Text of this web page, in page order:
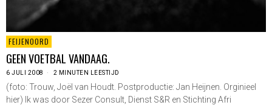
FEIJENOORD
GEEN VOETBAL VANDAAG.
6 JULI 2008 2 MINUTEN LEESTIJD
(foto: Trouw, Joël van Houdt. Postproductie: Jan Heijnen. Orginieel
hier) Ik was door Sezer Consult, Dienst S&R en Stichting Afri